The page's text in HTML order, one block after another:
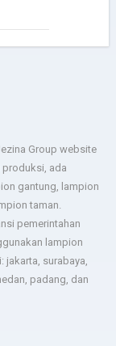
Group website
produksi, ada
gantung, lampion
taman.
pemerintahan
lampion
jakarta, surabaya,
padang, dan